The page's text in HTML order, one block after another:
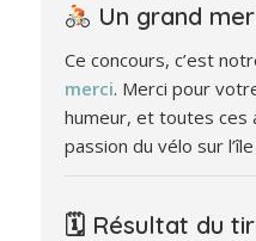
Un grand
Ce concours, c’est
merci. Merci pour
humeur, et toutes ces
passion du vélo sur
🗓 Résultat du